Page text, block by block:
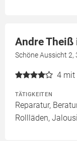
Andre Theiß
Schöne Aussicht 2,
4 mit
TÄTIGKEITEN
Reparatur,
Rollläden,